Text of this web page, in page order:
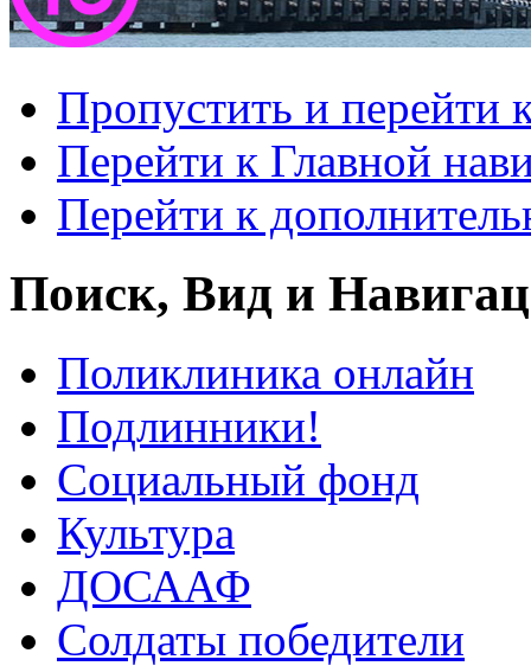
Пропустить и перейти
Перейти к Главной
Перейти к
Поиск, Вид и
Поликлиника онлайн
Подлинники!
Социальный фонд
Культура
ДОСААФ
Солдаты победители